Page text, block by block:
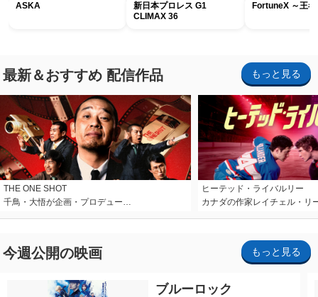
ASKA
新日本プロレス G1
CLIMAX 36
FortuneX ～王
最新＆おすすめ 配信作品 もっと見る
THE ONE SHOT
千鳥・大悟が企画・プロデュー…
ヒーテッド・ライバルリー
カナダの作家レイチェル・リ
今週公開の映画 もっと見る
ブルーロック